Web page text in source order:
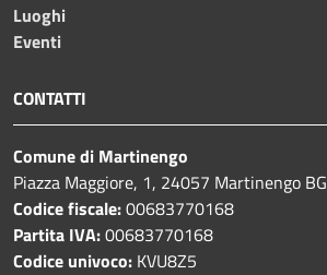
Luoghi
Eventi
CONTATTI
Comune di Martinengo
Piazza Maggiore, 1, 24057 Martinengo BG
Codice fiscale:00683770168
Partita IVA:00683770168
Codice univoco: KVU8Z5